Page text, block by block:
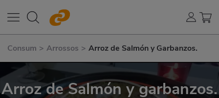
Consum > Arrossos > Arroz de Salmón y Garbanzos.
Arroz de Salmón y garbanzos.